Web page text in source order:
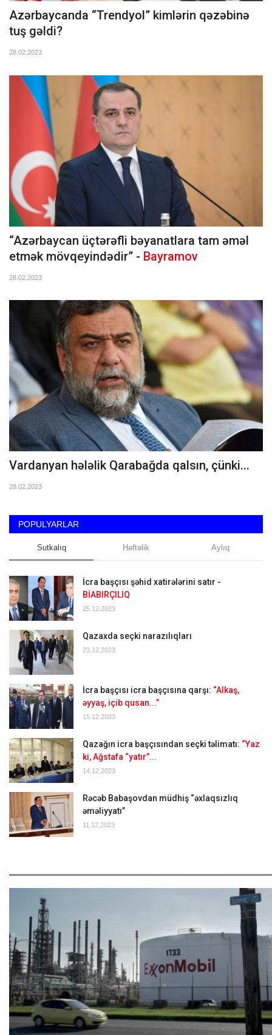
Azərbaycanda “Trendyol” kimlərin qəzəbinə
tuş gəldi?
28.02.2023
“Azərbaycan üçtərəfli bəyanatlara tam əməl
etmək mövqeyindədir” - Bayramov
28.02.2023
Vardanyan hələlik Qarabağda qalsın, çünki...
28.02.2023
POPULYARLAR
Sutkalıq Həftəlik Aylıq
İcra başçısı şəhid xatirələrini satır -
BİABIRÇILIQ
25.12.2023
Qazaxda seçki narazılıqları
23.12.2023
İcra başçısı icra başçısına qarşı: “Alkaş,
əyyaş, içib qusan...”
15.12.2023
Qazağın icra başçısından seçki təlimatı: “Yaz
ki, Ağstafa “yatır”...
14.12.2023
Rəcəb Babaşovdan müdhiş “əxlaqsızlıq
əməliyyatı”
11.12.2023